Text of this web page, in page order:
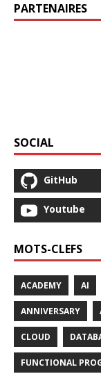
PARTENAIRES
SOCIAL
GitHub
Youtube
MOTS-CLEFS
ACADEMY AI
ANNIVERSARY
CLOUD
FUNCTIONAL